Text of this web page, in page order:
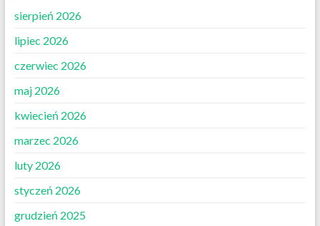
sierpień 2026
lipiec 2026
czerwiec 2026
maj 2026
kwiecień 2026
marzec 2026
luty 2026
styczeń 2026
grudzień 2025